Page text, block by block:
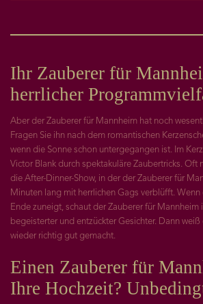
Ihr Zauberer für
herrlicher
Aber der Zauberer für Mannheim hat noch
Fragen Sie ihn nach dem romantischen
wenn die Sonne schon untergegangen ist. Im
Victor Blank durch spektakuläre Zaubertricks. Oft
die After-Dinner-Show, in der der Zauberer für
Minuten lang mit herrlichen Gags verblüfft. Wenn
Ende zuneigt, schaut der Zauberer für Mannheim
begeisterter und entzückter Gesichter. Dann weiß
wieder richtig gut gemacht.
Einen Zauberer für
Ihre Hochzeit?